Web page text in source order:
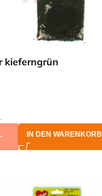
kieferngrün
IN DEN WARENKORB